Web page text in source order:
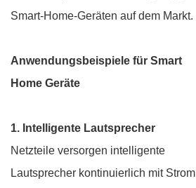
Smart-Home-Geräten auf dem Markt.
Anwendungsbeispiele für Smart
Home Geräte
1. Intelligente Lautsprecher
Netzteile versorgen intelligente
Lautsprecher kontinuierlich mit Strom